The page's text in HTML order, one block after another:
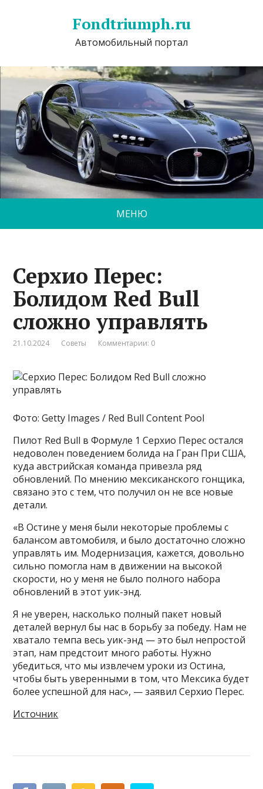
Fondtriumph.ru
Автомобильный портал
МЕНЮ
Серхио Перес:
Болидом Red Bull
сложно управлять
21.10.2024 Советы Комментарии: 0
Фото: Getty Images / Red Bull Content Pool
Пилот Red Bull в Формуле 1 Серхио Перес остался
недоволен поведением болида на Гран При США,
куда австрийская команда привезла ряд
обновлений. По мнению мексиканского гонщика,
связано это с тем, что получил он не все новые
детали.
«В Остине у меня были некоторые проблемы с
балансом автомобиля, и было достаточно сложно
управлять им. Модернизация, кажется, довольно
сильно помогла нам в движении на высокой
скорости, но у меня не было полного набора
обновлений в этот уик-энд.
Я не уверен, насколько полный пакет новый
деталей вернул бы нас в борьбу за победу. Нам не
хватало темпа весь уик-энд — это был непростой
этап, нам предстоит много работы. Нужно
убедиться, что мы извлечем уроки из Остина,
чтобы быть уверенными в том, что Мексика будет
более успешной для нас», — заявил Серхио Перес.
Источник